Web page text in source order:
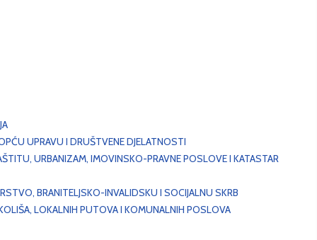
UPRAVU I DRUŠTVENE DJELATNOSTI
URBANIZAM, IMOVINSKO-PRAVNE POSLOVE I KATASTAR
BRANITELJSKO-INVALIDSKU I SOCIJALNU SKRB
LOKALNIH PUTOVA I KOMUNALNIH POSLOVA